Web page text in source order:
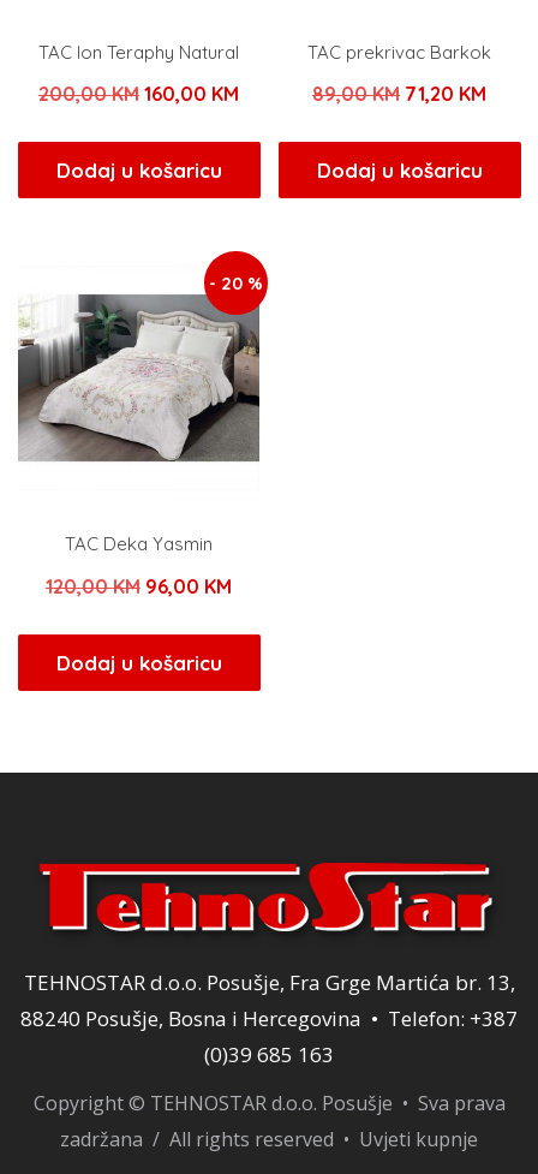
TAC Ion Teraphy Natural
200,00KM Izvorna
bila
je:
160,00 KMTrenutna
160,00 KM.
Dodaj u košaricu
TAC prekrivac Barkok
89,00KM Izvorna
bila
je:
71,20 KM
71,20
Dodaj u košaricu
- 20 %
TAC Deka Yasmin
120,00KM Izvorna
bila
je:
96,00 KMTrenutna
96,00 KM.
Dodaj u košaricu
TEHNOSTAR d.o.o. Posušje, Fra Grge Martića br. 13,
88240 Posušje, Bosna i Hercegovina • Telefon: +387
(0)39 685 163
Copyright © TEHNOSTAR d.o.o. Posušje • Sva prava
zadržana / All rights reserved • Uvjeti kupnje